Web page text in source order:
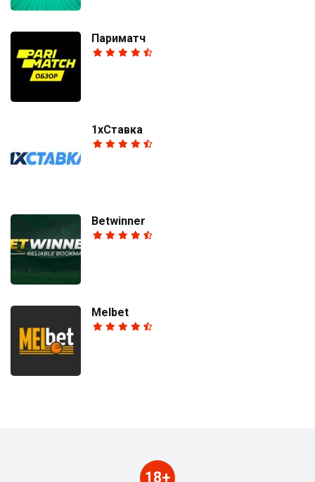
Париматч
1хСтавка
Betwinner
Melbet
18+